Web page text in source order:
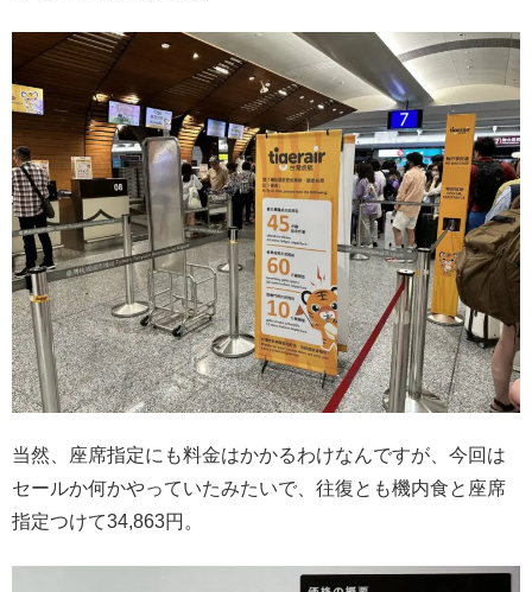
当然、座席指定にも料金はかかるわけなんですが、今回は
セールか何かやっていたみたいで、往復とも機内食と座席
指定つけて34,863円。